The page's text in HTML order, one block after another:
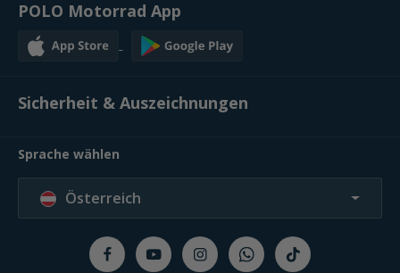
POLO Motorrad App
Sicherheit & Auszeichnungen
Sprache wählen